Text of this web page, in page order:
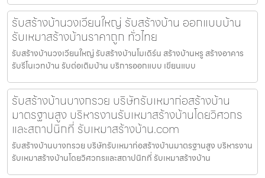
รับสร้างบ้านวงเวียนใหญ่ รับสร้างบ้าน ออกแบบบ้าน
รับเหมาสร้างบ้านราคาถูก ทั่วไทย
รับสร้างบ้านวงเวียนใหญ่ รับสร้างบ้านโมเดิร์น สร้างบ้านหรู สร้างอาคาร
รับรีโนเวทบ้าน รับต่อเติมบ้าน บริการออกแบบ เขียนแบบ
รับสร้างบ้านบางกรวย บริษัทรับเหมาก่อสร้างบ้าน
มาตรฐานสูง บริหารงานรับเหมาสร้างบ้านโดยวิศวกร
และสถาปนิกที่ รับเหมาสร้างบ้าน.com
รับสร้างบ้านบางกรวย บริษัทรับเหมาก่อสร้างบ้านมาตรฐานสูง บริหารงาน
รับเหมาสร้างบ้านโดยวิศวกรและสถาปนิกที่ รับเหมาสร้างบ้าน